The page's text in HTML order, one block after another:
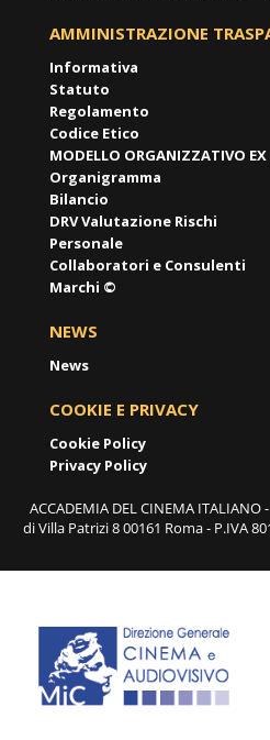
AMMINISTRAZIONE
Informativa
Statuto
Regolamento
Codice Etico
MODELLO ORGANIZZATIVO EX
Organigramma
Bilancio
DRV Valutazione Rischi
Personale
Collaboratori e Consulenti
Marchi ©
NEWS
News
COOKIE E PRIVACY
Cookie Policy
Privacy Policy
ACCADEMIA DEL CINEMA
di Villa Patrizi 8 00161 Roma - P.IVA